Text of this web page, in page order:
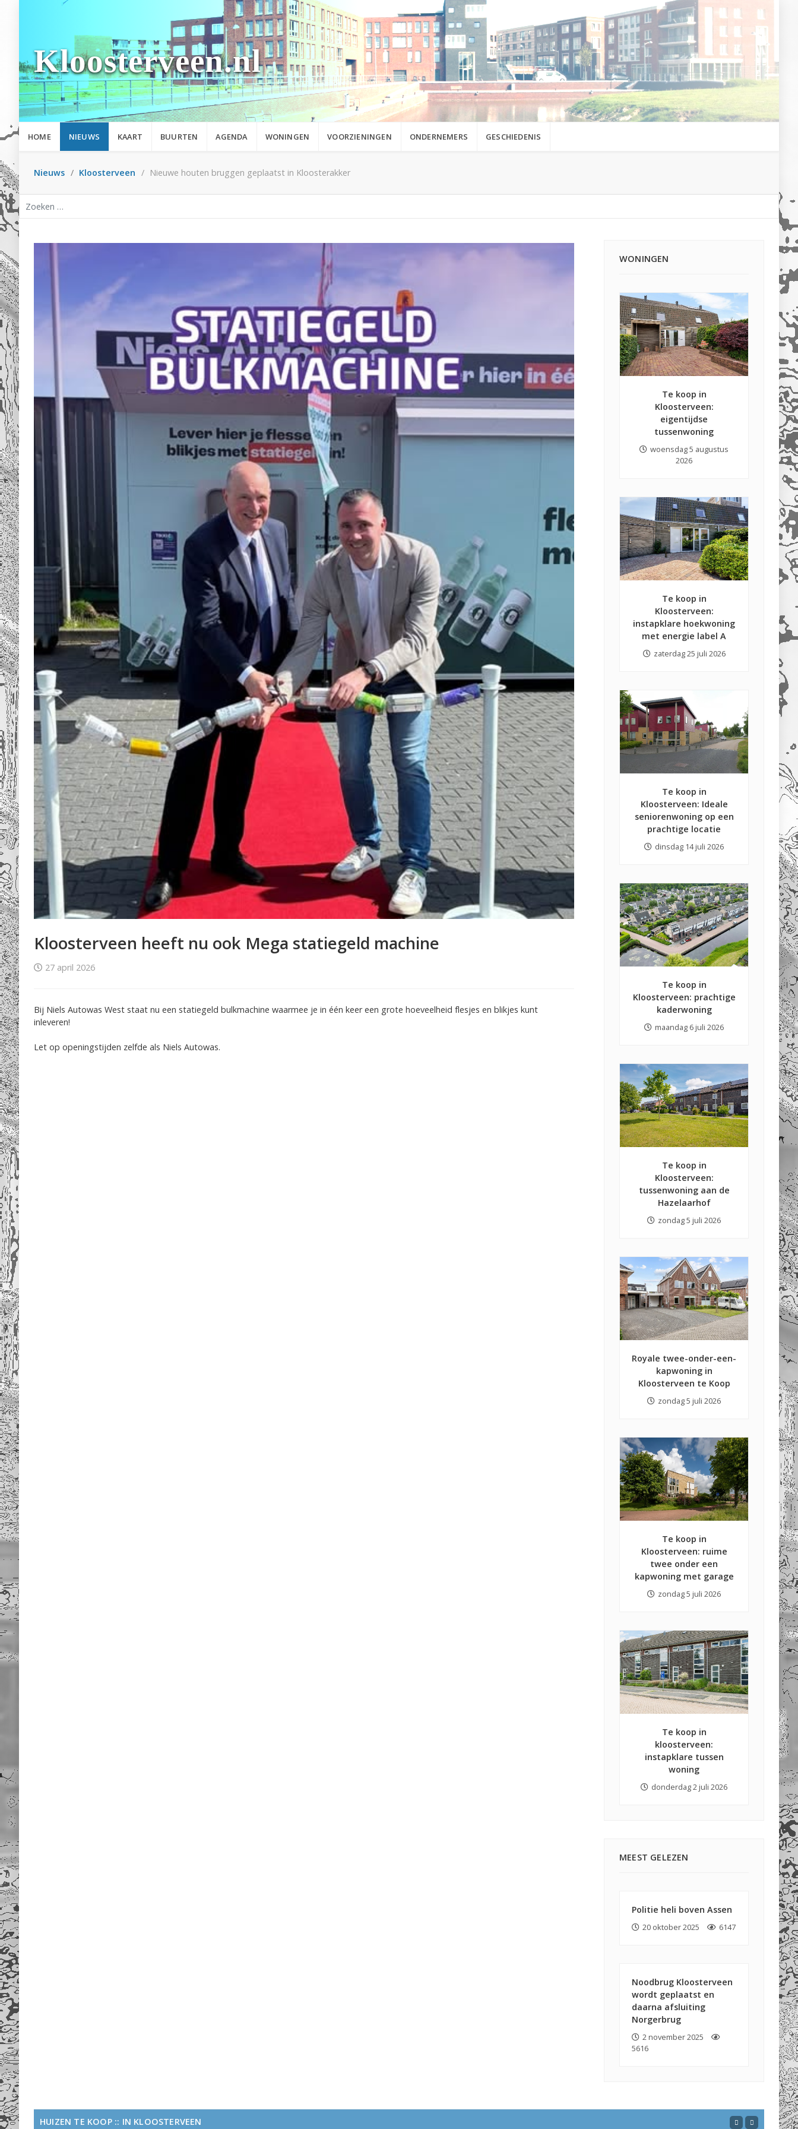
Kloosterveen.nl
HOME NIEUWS KAART BUURTEN AGENDA WONINGEN VOORZIENINGEN ONDERNEMERS GESCHIEDENIS
Nieuws Kloosterveen Nieuwe houten bruggen geplaatst in Kloosterakker
Kloosterveen heeft nu ook Mega statiegeld machine
27 april 2026
Bij Niels Autowas West staat nu een statiegeld bulkmachine waarmee je in één keer een grote hoeveelheid flesjes en blikjes kunt
inleveren!
Let op openingstijden zelfde als Niels Autowas.
WONINGEN
Te koop in
Kloosterveen:
eigentijdse
tussenwoning
woensdag 5 augustus
2026
Te koop in
Kloosterveen:
instapklare hoekwoning
met energie label A
zaterdag 25 juli 2026
Te koop in
Kloosterveen: Ideale
seniorenwoning op een
prachtige locatie
dinsdag 14 juli 2026
Te koop in
Kloosterveen: prachtige
kaderwoning
maandag 6 juli 2026
Te koop in
Kloosterveen:
tussenwoning aan de
Hazelaarhof
zondag 5 juli 2026
Royale twee-onder-een-
kapwoning in
Kloosterveen te Koop
zondag 5 juli 2026
Te koop in
Kloosterveen: ruime
twee onder een
kapwoning met garage
zondag 5 juli 2026
Te koop in
kloosterveen:
instapklare tussen
woning
donderdag 2 juli 2026
MEEST GELEZEN
Politie heli boven Assen
20 oktober 2025 6147
Noodbrug Kloosterveen
wordt geplaatst en
daarna afsluiting
Norgerbrug
2 november 2025
5616
HUIZEN TE KOOP :: IN KLOOSTERVEEN